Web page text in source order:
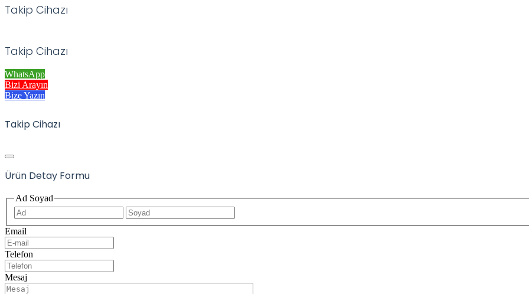
Takip Cihazı
Takip Cihazı
WhatsApp
Bizi Arayın
Bize Yazın
Takip Cihazı
Ürün Detay Formu
Ad Soyad
İlk
Email
Telefon
Mesaj